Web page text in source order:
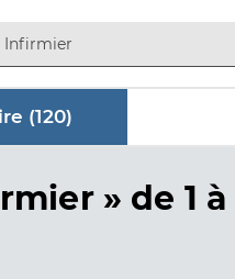
(120)
» de 1 à